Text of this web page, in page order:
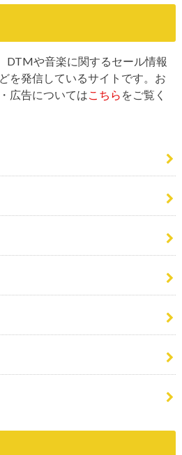
DTMや音楽に関するセール情報
を発信しているサイトです。お
広告についてはこちら をご覧く